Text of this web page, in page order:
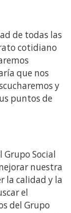
de todas las
cotidiano
que nos
y
puntos de
Grupo Social
nuestra
la calidad y la
el
del Grupo